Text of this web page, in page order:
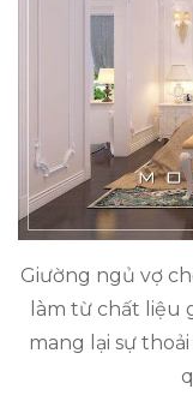
Giường ngủ vợ
làm từ chất liệu
mang lại sự